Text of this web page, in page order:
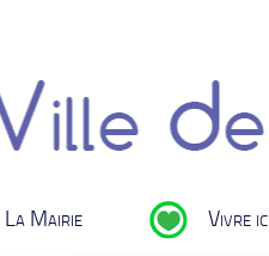
La Mairie Vivre